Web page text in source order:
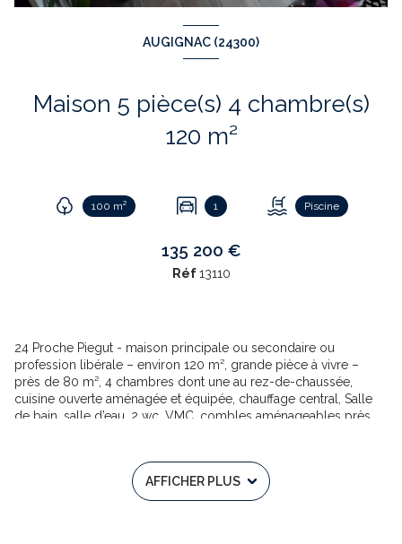
AUGIGNAC (24300)
Maison 5 pièce(s) 4 chambre(s)
120 m²
100 m² 1 Piscine
135 200 €
Réf13110
24 Proche Piegut - maison principale ou secondaire ou
profession libérale – environ 120 m², grande pièce à vivre –
près de 80 m², 4 chambres dont une au rez-de-chaussée,
cuisine ouverte aménagée et équipée, chauffage central, Salle
de bain, salle d’eau, 2 wc, VMC, combles aménageables près
Village dynamique, Angoulême à 50 km TGV Paris,
Mandat n°: 13540.Prix 135200 € HAI
AFFICHER PLUS